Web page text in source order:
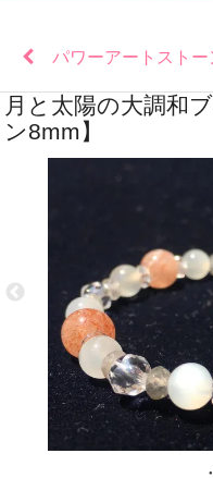
パワーアートストー
月と太陽の大調和
ン8mm】